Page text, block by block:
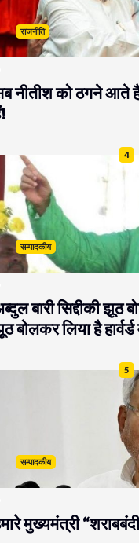
राजनीति
नीतीश को ठगने आते
4
सम्पादकीय
बारी सिद्दीकी झूठ
बोलकर लिया है
5
सम्पादकीय
मुख्यमंत्री